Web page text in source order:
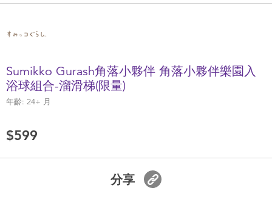
電池
Sumikko Gurash角落小夥伴 角落小夥伴樂園入
浴球組合-溜滑梯(限量)
年齡: 24+ 月
$599
分享